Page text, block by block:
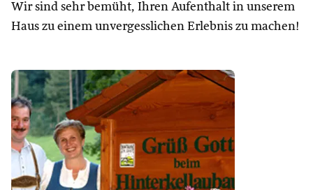
Wir sind sehr bemüht, Ihren Aufenthalt in unserem
Haus zu einem unvergesslichen Erlebnis zu machen!